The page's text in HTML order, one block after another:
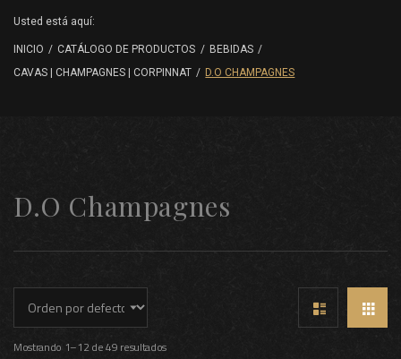
Usted está aquí:
INICIO / CATÁLOGO DE PRODUCTOS / BEBIDAS /
CAVAS | CHAMPAGNES | CORPINNAT / D.O CHAMPAGNES
D.O Champagnes
Mostrando 1–12 de 49 resultados